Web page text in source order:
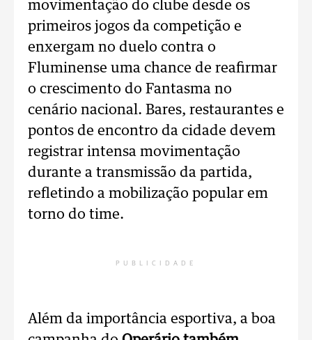
movimentação do clube desde os
primeiros jogos da competição e
enxergam no duelo contra o
Fluminense uma chance de reafirmar
o crescimento do Fantasma no
cenário nacional. Bares, restaurantes e
pontos de encontro da cidade devem
registrar intensa movimentação
durante a transmissão da partida,
refletindo a mobilização popular em
torno do time.
PUBLICIDADE
Além da importância esportiva, a boa